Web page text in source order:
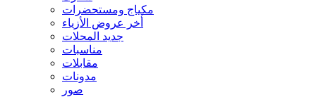
مكياج ومستحضرات
أخر عروض الأزياء
جديد المحلات
مناسبات
مقابلات
مدونات
صور